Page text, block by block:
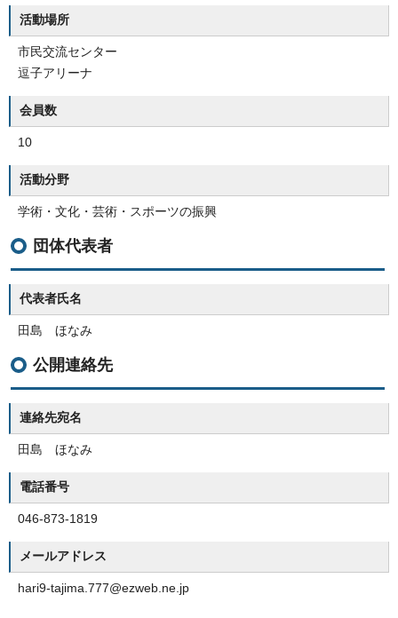
活動場所
市民交流センター
逗子アリーナ
会員数
10
活動分野
学術・文化・芸術・スポーツの振興
団体代表者
代表者氏名
田島 ほなみ
公開連絡先
連絡先宛名
田島 ほなみ
電話番号
046-873-1819
メールアドレス
hari9-tajima.777@ezweb.ne.jp